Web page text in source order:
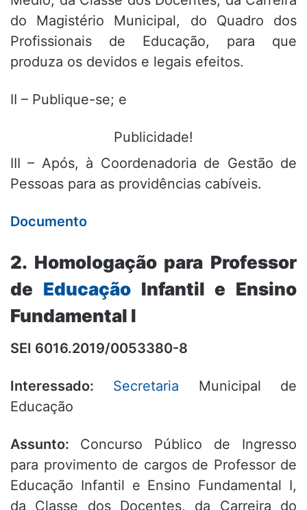
do Magistério Municipal, do Quadro dos
Profissionais de Educação, para que
produza os devidos e legais efeitos.
II – Publique-se; e
Publicidade!
III – Após, à Coordenadoria de Gestão de
Pessoas para as providências cabíveis.
Documento
2. Homologação para Professor
de EducaçãoInfantil e Ensino
Fundamental I
SEI 6016.2019/0053380-8
Interessado: Secretaria Municipal de
Educação
Assunto: Concurso Público de Ingresso
para provimento de cargos de Professor de
Educação Infantil e Ensino Fundamental I,
da Classe dos Docentes, da Carreira do